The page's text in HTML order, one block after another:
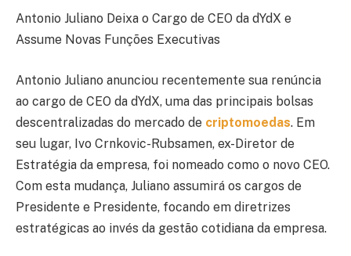
Antonio Juliano Deixa o Cargo de CEO da dYdX e
Assume Novas Funções Executivas
Antonio Juliano anunciou recentemente sua renúncia
ao cargo de CEO da dYdX, uma das principais bolsas
descentralizadas do mercado de criptomoedas. Em
seu lugar, Ivo Crnkovic-Rubsamen, ex-Diretor de
Estratégia da empresa, foi nomeado como o novo CEO.
Com esta mudança, Juliano assumirá os cargos de
Presidente e Presidente, focando em diretrizes
estratégicas ao invés da gestão cotidiana da empresa.